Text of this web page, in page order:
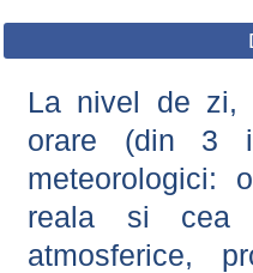
La nivel de zi,
orare (din 3
meteorologici:
reala si cea
atmosferice,